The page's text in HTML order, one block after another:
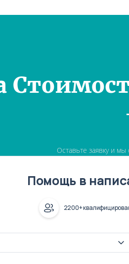
Оставьте заявку и
Помощь в
2200+